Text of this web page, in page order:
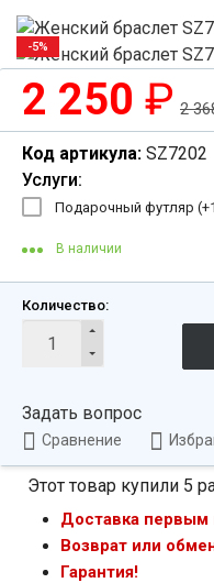
-5%
2 250 ₽ 2
Код артикула: SZ7202
Услуги:
Подарочный футляр (+
В наличии
Количество:
Задать вопрос
Сравнение
Этот товар купили 5
Доставка первым
Возврат или
Гарантия!